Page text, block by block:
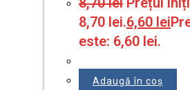
8,70 lei.6,60 lei
este: 6,60 lei.
Adaugă în coș